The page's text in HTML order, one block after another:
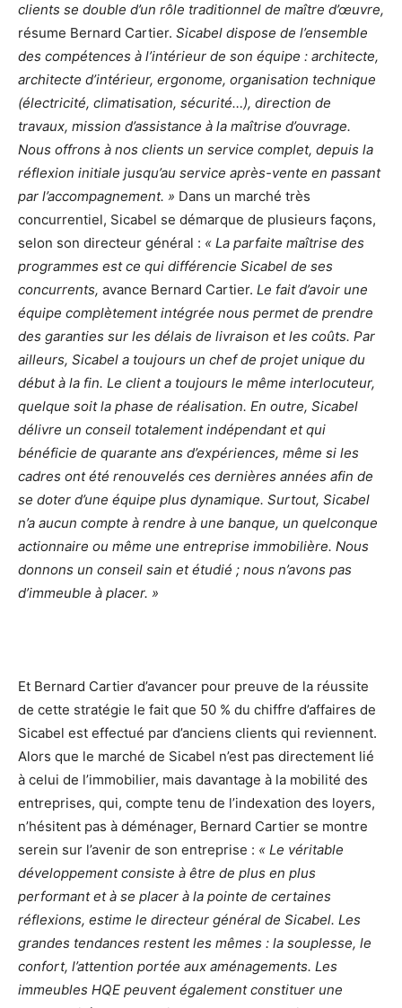
clients se double d’un rôle traditionnel de maître d’œuvre,
résume Bernard Cartier. Sicabel dispose de l’ensemble
des compétences à l’intérieur de son équipe : architecte,
architecte d’intérieur, ergonome, organisation technique
(électricité, climatisation, sécurité…), direction de
travaux, mission d’assistance à la maîtrise d’ouvrage.
Nous offrons à nos clients un service complet, depuis la
réflexion initiale jusqu’au service après-vente en passant
par l’accompagnement. » Dans un marché très
concurrentiel, Sicabel se démarque de plusieurs façons,
selon son directeur général : « La parfaite maîtrise des
programmes est ce qui différencie Sicabel de ses
concurrents, avance Bernard Cartier. Le fait d’avoir une
équipe complètement intégrée nous permet de prendre
des garanties sur les délais de livraison et les coûts. Par
ailleurs, Sicabel a toujours un chef de projet unique du
début à la fin. Le client a toujours le même interlocuteur,
quelque soit la phase de réalisation. En outre, Sicabel
délivre un conseil totalement indépendant et qui
bénéficie de quarante ans d’expériences, même si les
cadres ont été renouvelés ces dernières années afin de
se doter d’une équipe plus dynamique. Surtout, Sicabel
n’a aucun compte à rendre à une banque, un quelconque
actionnaire ou même une entreprise immobilière. Nous
donnons un conseil sain et étudié ; nous n’avons pas
d’immeuble à placer. »
Et Bernard Cartier d’avancer pour preuve de la réussite
de cette stratégie le fait que 50 % du chiffre d’affaires de
Sicabel est effectué par d’anciens clients qui reviennent.
Alors que le marché de Sicabel n’est pas directement lié
à celui de l’immobilier, mais davantage à la mobilité des
entreprises, qui, compte tenu de l’indexation des loyers,
n’hésitent pas à déménager, Bernard Cartier se montre
serein sur l’avenir de son entreprise : « Le véritable
développement consiste à être de plus en plus
performant et à se placer à la pointe de certaines
réflexions, estime le directeur général de Sicabel. Les
grandes tendances restent les mêmes : la souplesse, le
confort, l’attention portée aux aménagements. Les
immeubles HQE peuvent également constituer une